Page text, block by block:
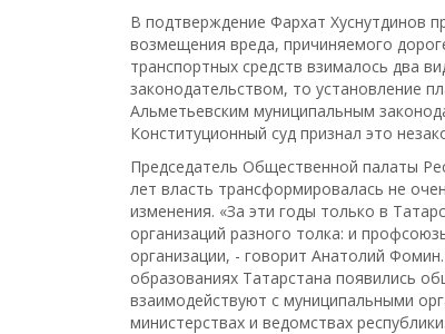
В подтверждение Фархат Хуснутдинов
возмещения вреда, причиняемого
транспортных средств взималось два
законодательством, то установление
Альметьевским муниципальным
Конституционный суд признал это
Председатель Общественной палаты
лет власть трансформировалась не
изменения. «За эти годы только в
организаций разного толка: и
организации, - говорит Анатолий
образованиях Татарстана появились
взаимодействуют с муниципальными
министерствах и ведомствах